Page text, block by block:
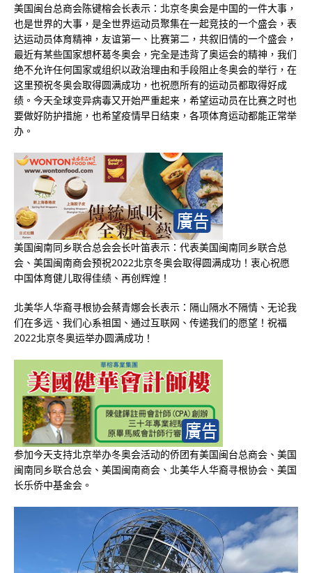
美国闽台总商会陈键榕会长表示：北京冬奥会是中国的一件大事，
也是世界的大事，是全世界运动员聚集在一起竞技的一个盛会，表
达运动员体育精神，友谊第一、比赛第二，共叙旧情的一个盛会，
最近有某些国家想杯葛冬奥会，完全是违背了奥运会的精神，我们
绝不允许任何国家或组织以政治理由和手段阻止冬奥会的举行，在
这里预祝冬奥会取得圆满成功，也祝愿所有的运动员都取得好成
绩。今天全球变异病毒又开始严重起来，希望运动员在比赛之时也
要做好防护措施，也希望疫情早日结束，各项体育运动都能正常举
办。
美国闽南同乡联合总会会长叶笛表示：代表美国闽南同乡联合总
会、美国闽南商会预祝2022北京冬奥会取得圆满成功！衷心祝愿
中国体育健儿取得佳绩、再创辉煌！
北美华人华裔寻根协会蔡青娜会长表示：隔山隔水不隔情、无论我
们在多远、我们心系祖国、通过互联网、传递我们的愿望！祝福
2022北京冬奥运举办圆满成功！
参加今天支持北京举办冬奥会活动的侨团有美国闽台总商会、美国
闽南同乡联合总会、美国闽南商会、北美华人华裔寻根协会、美国
长乐侨中基金会。